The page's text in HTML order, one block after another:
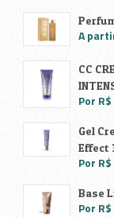
A
CC
Por
Gel
Effect
Por
Base
Por